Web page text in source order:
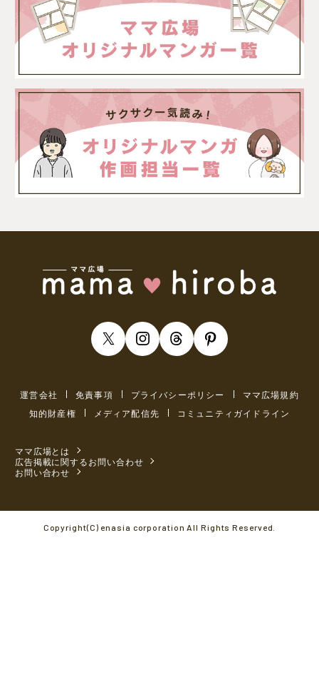
運営会社 免責事項 プライバシーポリシー
ママ広場規約
知的財産権
メディア配信先 コミュニティガイドライン
ママ広場とは
広告掲載に関するお問い合わせ
お問い合わせ
Copyright(C) enasia corporation All Rights Reserved.